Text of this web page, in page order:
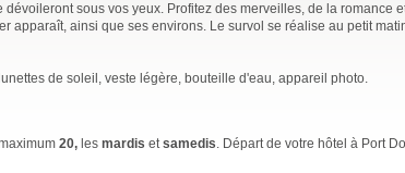
sous vos yeux. Profitez des merveilles, de la romance
apparaît, ainsi que ses environs. Le survol se réalise au petit
de soleil, veste légère, bouteille d'eau, appareil photo.
20, les mardis etsamedis. Départ de votre hôtel à Port